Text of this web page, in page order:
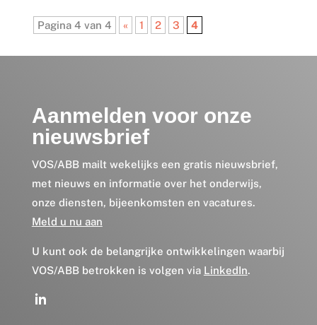
Pagina 4 van 4 « 1 2 3 4
Aanmelden voor onze
nieuwsbrief
VOS/ABB mailt wekelijks een gratis nieuwsbrief,
met nieuws en informatie over het onderwijs,
onze diensten, bijeenkomsten en vacatures.
Meld u nu aan
U kunt ook de belangrijke ontwikkelingen waarbij
VOS/ABB betrokken is volgen via LinkedIn.